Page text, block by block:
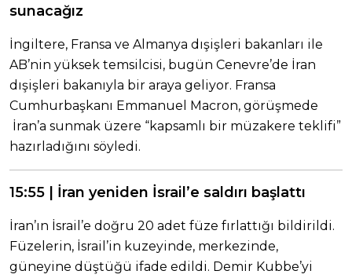
sunacağız
İngiltere, Fransa ve Almanya dışişleri bakanları ile
AB’nin yüksek temsilcisi, bugün Cenevre’de İran
dışişleri bakanıyla bir araya geliyor. Fransa
Cumhurbaşkanı Emmanuel Macron, görüşmede
İran’a sunmak üzere “kapsamlı bir müzakere teklifi”
hazırladığını söyledi.
15:55 | İran yeniden İsrail’e saldırı başlattı
İran’ın İsrail’e doğru 20 adet füze fırlattığı bildirildi.
Füzelerin, İsrail’in kuzeyinde, merkezinde,
güneyine düştüğü ifade edildi. Demir Kubbe’yi